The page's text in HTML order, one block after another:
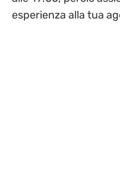
esperienza alla tua